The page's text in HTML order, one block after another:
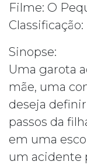
Filme: O
Sinopse:
Uma garota
mãe, uma
deseja
passos da
em uma
um acidente